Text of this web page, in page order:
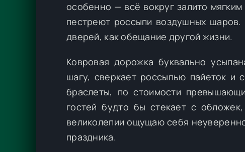
особенно — всё вокруг залито
пестреют россыпи воздушных
дверей, как обещание другой жизни.
Ковровая дорожка буквально
шагу, сверкает россыпью пайеток и
браслеты, по стоимости
гостей будто бы стекает с
великолепии ощущаю себя
праздника.